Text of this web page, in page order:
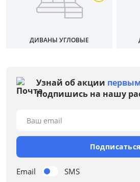
Каркас
Конфигурация
Наполнение
Расположение угла
ДИВАНЫ УГЛОВЫЕ
Узнай об акции
Подпишись на нашу
Email SMS
Ваш email
Подписаться